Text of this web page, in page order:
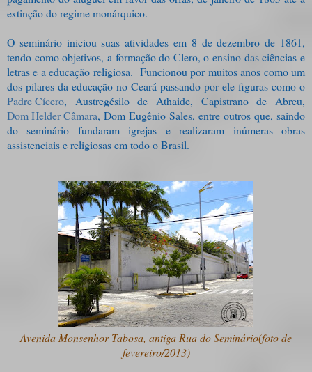
extinção do regime monárquico.
O seminário iniciou suas atividades em 8 de dezembro de 1861,
tendo como objetivos, a formação do Clero, o ensino das ciências e
letras e a educação religiosa. Funcionou por muitos anos como um
dos pilares da educação no Ceará passando por ele figuras como o
Padre Cícero, Austregésilo de Athaide, Capistrano de Abreu,
Dom Helder Câmara, Dom Eugênio Sales, entre outros que, saindo
do seminário fundaram igrejas e realizaram inúmeras obras
assistenciais e religiosas em todo o Brasil.
Avenida Monsenhor Tabosa, antiga Rua do Seminário(foto de
fevereiro/2013)